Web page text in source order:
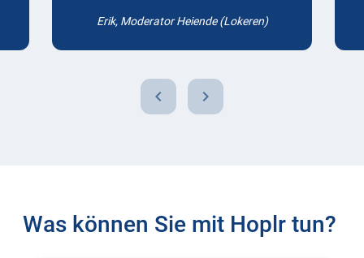
Erik, Moderator Heiende (Lokeren)
chevron_left chevron_right
Was können Sie mit Hoplr tun?